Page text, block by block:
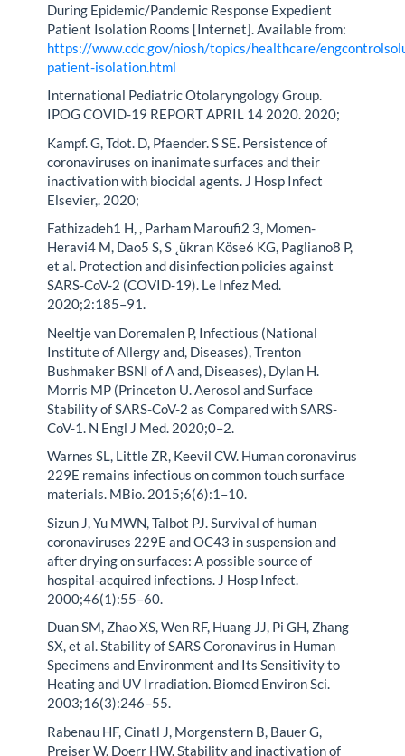
During Epidemic/Pandemic Response Expedient
Patient Isolation Rooms [Internet]. Available from:
https://www.cdc.gov/niosh/topics/healthcare/
patient-isolation.html
International Pediatric Otolaryngology Group.
IPOG COVID-19 REPORT APRIL 14 2020. 2020;
Kampf. G, Tdot. D, Pfaender. S SE. Persistence of
coronaviruses on inanimate surfaces and their
inactivation with biocidal agents. J Hosp Infect
Elsevier,. 2020;
Fathizadeh1 H, , Parham Maroufi2 3, Momen-
Heravi4 M, Dao5 S, S ˛ükran Köse6 KG, Pagliano8 P,
et al. Protection and disinfection policies against
SARS-CoV-2 (COVID-19). Le Infez Med.
2020;2:185–91.
Neeltje van Doremalen P, Infectious (National
Institute of Allergy and, Diseases), Trenton
Bushmaker BSNI of A and, Diseases), Dylan H.
Morris MP (Princeton U. Aerosol and Surface
Stability of SARS-CoV-2 as Compared with SARS-
CoV-1. N Engl J Med. 2020;0–2.
Warnes SL, Little ZR, Keevil CW. Human coronavirus
229E remains infectious on common touch surface
materials. MBio. 2015;6(6):1–10.
Sizun J, Yu MWN, Talbot PJ. Survival of human
coronaviruses 229E and OC43 in suspension and
after drying on surfaces: A possible source of
hospital-acquired infections. J Hosp Infect.
2000;46(1):55–60.
Duan SM, Zhao XS, Wen RF, Huang JJ, Pi GH, Zhang
SX, et al. Stability of SARS Coronavirus in Human
Specimens and Environment and Its Sensitivity to
Heating and UV Irradiation. Biomed Environ Sci.
2003;16(3):246–55.
Rabenau HF, Cinatl J, Morgenstern B, Bauer G,
Preiser W, Doerr HW. Stability and inactivation of